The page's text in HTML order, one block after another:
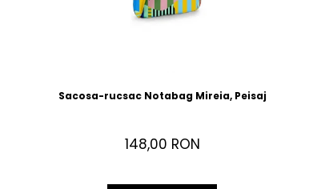
Sacosa-rucsac Notabag Mireia, Peisaj
148,00 RON